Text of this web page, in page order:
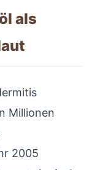
als
Millionen
2005